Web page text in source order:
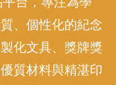
、個性化的紀念
化文具、獎牌獎
質材料與精湛印